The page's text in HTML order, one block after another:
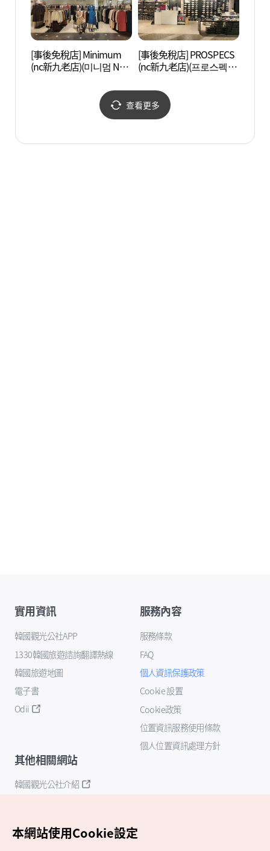
[事後免稅店] Minimum
(nc新九老店)(미니멈 NC
[事後免稅店] PROSPECS
(nc新九老店)(프로스펙스
查看更多
實用資訊
韓國觀光公社APP
1330韓國旅遊諮詢翻譯熱線
韓國旅遊地圖
電子書
Odii
服務內容
服務條款
FAQ
個人資訊保護政策
Cookie 設置
Cookie政策
位置資訊服務使用條款
個人位置資訊處理方針
其他相關網站
韓國觀光公社介紹
本網站使用Cookie設定